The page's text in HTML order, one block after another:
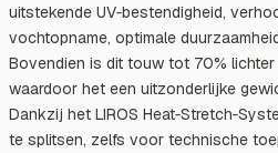
uitstekende UV‑bestendigheid,
vochtopname, optimale
Bovendien is dit touw tot 70% lichter
waardoor het een uitzonderlijke
Dankzij het LIROS
te splitsen, zelfs voor technische